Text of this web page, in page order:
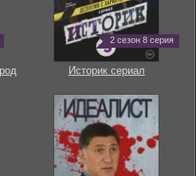
2 сезон 8 серия
Историк сериал